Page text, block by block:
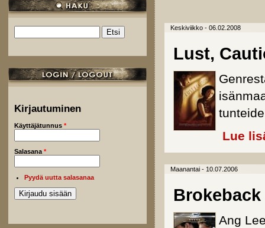
Hakulomake
Kirjautuminen
Käyttäjätunnus *
Salasana *
Pyydä uutta salasanaa
Keskiviikko - 06.02.2008
Lust,
Lue
Maanantai - 10.07.2006
Ang